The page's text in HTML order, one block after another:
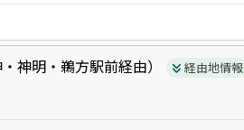
神明・鵜方駅前経由） 経由地情報